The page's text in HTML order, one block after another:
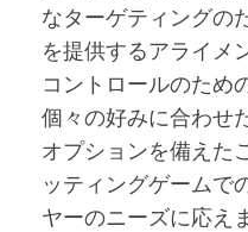
なターゲティングの
を提供するアライメ
コントロールのため
個々の好みに合わせ
オプションを備えた
ッティングゲームで
ヤーのニーズに応えま